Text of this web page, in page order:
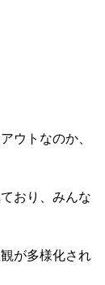
ウトなのか、
おり、みんな
が多様化され